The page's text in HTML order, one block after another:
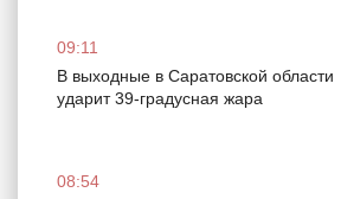
09:11
В выходные в Саратовской области
ударит 39-градусная жара
08:54